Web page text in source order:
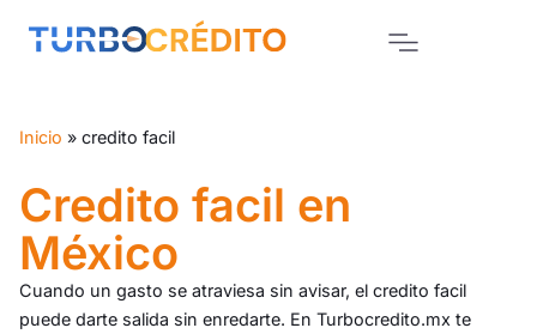
Inicio » credito facil
Credito facil en
México
Cuando un gasto se atraviesa sin avisar, el credito facil
puede darte salida sin enredarte. En Turbocredito.mx te